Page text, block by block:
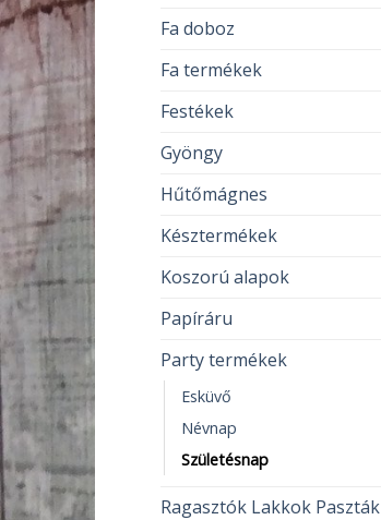
Fa doboz
Fa termékek
Festékek
Gyöngy
Hűtőmágnes
Késztermékek
Koszorú alapok
Papíráru
Party termékek
Esküvő
Névnap
Születésnap
Ragasztók Lakkok Paszták